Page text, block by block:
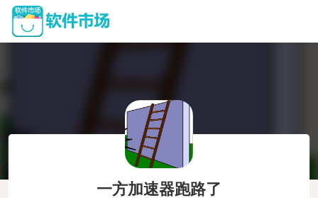
一方加速器跑路了